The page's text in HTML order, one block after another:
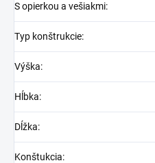
S opierkou a vešiakmi:
Typ konštrukcie:
Výška:
Hĺbka:
Dĺžka:
Konštukcia: